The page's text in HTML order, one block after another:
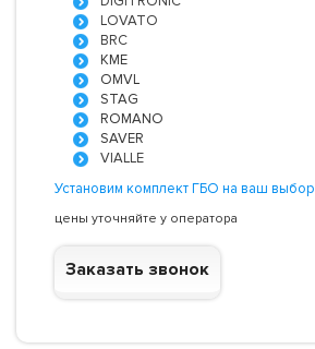
LOVATO
BRC
KME
OMVL
STAG
ROMANO
SAVER
VIALLE
Установим комплект ГБО на ваш выбор
цены уточняйте у оператора
Заказать звонок